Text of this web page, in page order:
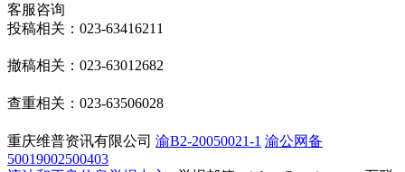
客服咨询
投稿相关：023-63416211
撤稿相关：023-63012682
查重相关：023-63506028
重庆维普资讯有限公司 渝B2-20050021-1 渝公网备
50019002500403